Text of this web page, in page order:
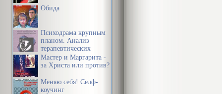
Обида
Психодрама крупным
планом. Анализ
терапевтических
механизмов
Мастер и Маргарита -
за Христа или против?
Меняю себя! Селф-
коучинг